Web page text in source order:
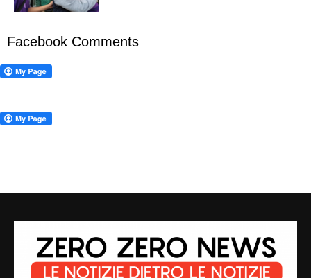
Facebook Comments